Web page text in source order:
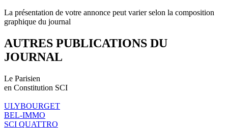
La présentation de votre annonce peut varier selon la composition
graphique du journal
AUTRES PUBLICATIONS DU
JOURNAL
Le Parisien
en Constitution SCI
ULYBOURGET
BEL-IMMO
SCI QUATTRO